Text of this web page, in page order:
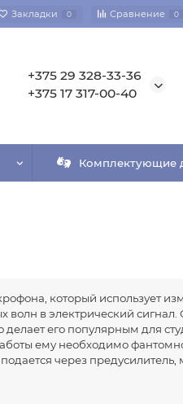
Закладки 0 Сравнение 0
+375 29 328-33-36
+375 17 317-00-40
Комплектующие
который использует
в электрический сигнал.
делает его популярным для
ему необходимо
через